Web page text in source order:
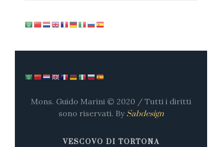
Mons. Guido Marini © 2020 / Tutti i diritti
sono riservati. By Sabdesign
VESCOVO DI TORTONA